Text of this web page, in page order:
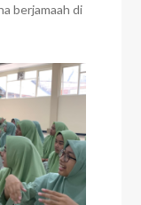
berjamaah di